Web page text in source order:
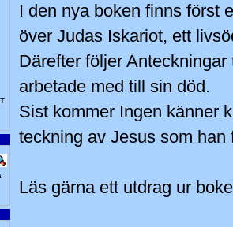
I den nya boken finns först
över Judas Iskariot, ett
Därefter följer
arbetade med till sin död.
Sist kommer Ingen känner
teckning av Jesus som
Läs gärna ett utdrag ur